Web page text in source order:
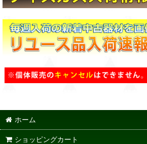
ホーム
ショッピングカート